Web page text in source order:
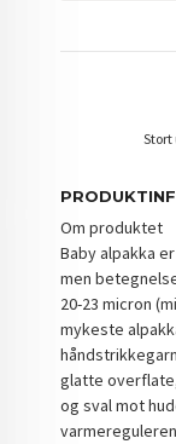
Stort
Om produktet
Baby alpakka
men
20-23 micron
mykeste
glatte
og sval mot